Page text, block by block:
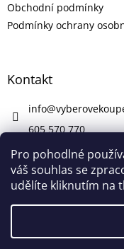
Pro pohodlné
váš souhlas se
udělíte kliknutím na
Obchodní podmínky
Podmínky ochrany
Kontakt
info@
605 570 770
https://